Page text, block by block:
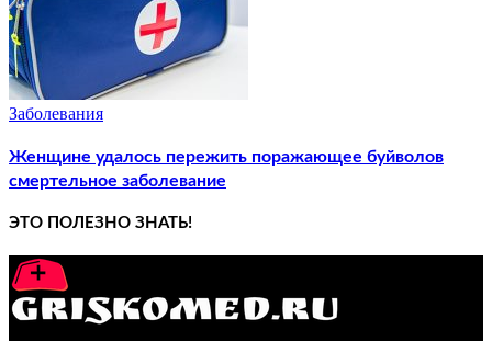
Заболевания
Женщине удалось пережить поражающее буйволов
смертельное заболевание
ЭТО ПОЛЕЗНО ЗНАТЬ!